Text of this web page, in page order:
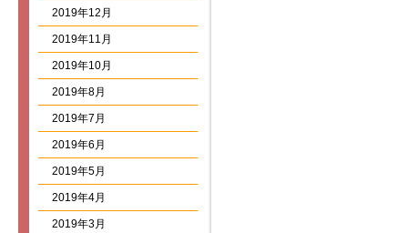
2019年12月
2019年11月
2019年10月
2019年8月
2019年7月
2019年6月
2019年5月
2019年4月
2019年3月